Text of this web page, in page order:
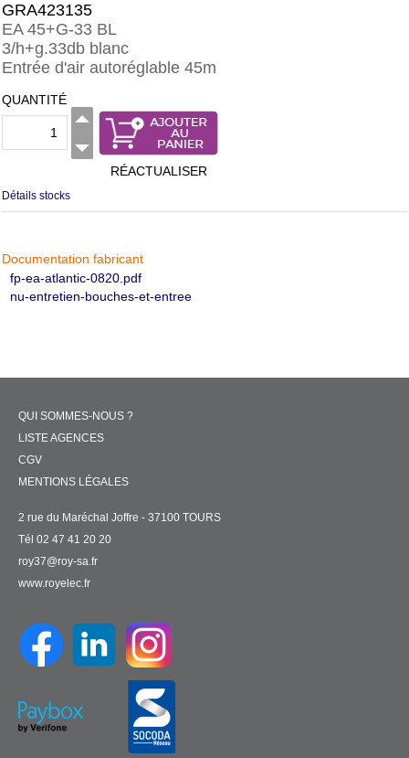
GRA423135
EA 45+G-33 BL
3/h+g.33db blanc
Entrée d'air autoréglable 45m
QUANTITÉ
RÉACTUALISER
Détails stocks
Documentation fabricant
fp-ea-atlantic-0820.pdf
nu-entretien-bouches-et-entree
QUI SOMMES-NOUS ?
LISTE AGENCES
CGV
MENTIONS LÉGALES
2 rue du Maréchal Joffre - 37100 TOURS
Tél 02 47 41 20 20
roy37@roy-sa.fr
www.royelec.fr